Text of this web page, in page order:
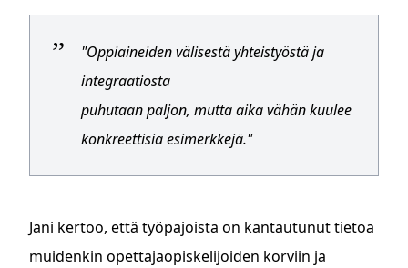
"Oppiaineiden välisestä yhteistyöstä ja
integraatiosta
puhutaan paljon, mutta aika vähän kuulee
konkreettisia esimerkkejä."
Jani kertoo, että työpajoista on kantautunut tietoa
muidenkin opettajaopiskelijoiden korviin ja